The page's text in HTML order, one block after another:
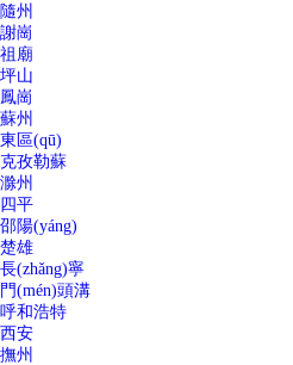
隨州
謝崗
祖廟
坪山
鳳崗
蘇州
東區(qū)
克孜勒蘇
滁州
四平
邵陽(yáng)
楚雄
長(zhǎng)寧
門(mén)頭溝
呼和浩特
西安
撫州